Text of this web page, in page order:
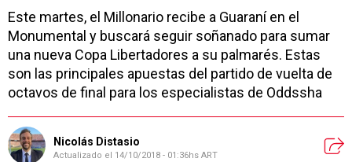
Este martes, el Millonario recibe a Guaraní en el
Monumental y buscará seguir soñanado para sumar
una nueva Copa Libertadores a su palmarés. Estas
son las principales apuestas del partido de vuelta de
octavos de final para los especialistas de Oddssha
Nicolás Distasio
Actualizado el 14/10/2018 - 01:36hs ART